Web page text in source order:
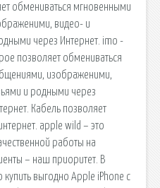
обмениваться мгновенными
видео- и
через Интернет. imo -
позволяет обмениваться
изображеними,
и родными через
Кабель позволяет
apple wild – это
работы на
– наш приоритет. В
выгодно Apple iPhone с